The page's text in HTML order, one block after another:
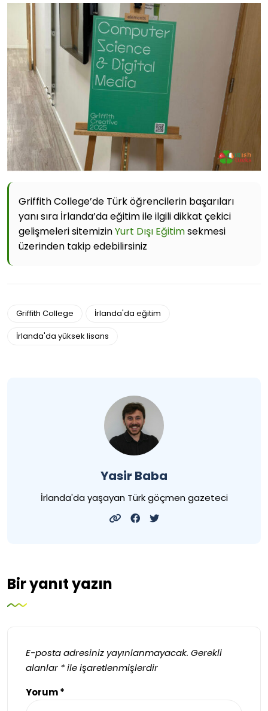
Griffith College’de Türk öğrencilerin başarıları
yanı sıra İrlanda’da eğitim ile ilgili dikkat çekici
gelişmeleri sitemizinYurt Dışı Eğitimsekmesi
üzerinden takip edebilirsiniz
Griffith College
İrlanda'da eğitim
İrlanda'da yüksek lisans
Yasir Baba
İrlanda'da yaşayan Türk göçmen gazeteci
Bir yanıt yazın
E-posta adresiniz yayınlanmayacak. Gerekli
alanlar *ile işaretlenmişlerdir
Yorum*